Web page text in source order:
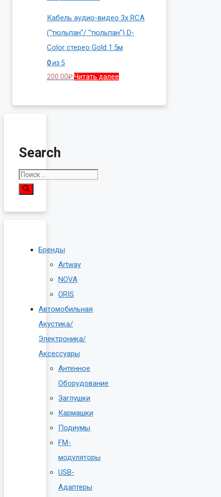
Кабель аудио-видео 3x RCA
(“тюльпан”/ “тюльпан”) D-
Color стерео Gold 1.5м
0из 5
200.00₽Читать далее
Search
Поиск:
Бренды
Artway
NOVA
ORIS
Автомобильная
Акустика/
Электроника/
Аксессуары
Антенное
Оборудование
Заглушки
Кармашки
Подиумы
FM-
модуляторы
USB-
Адаптеры